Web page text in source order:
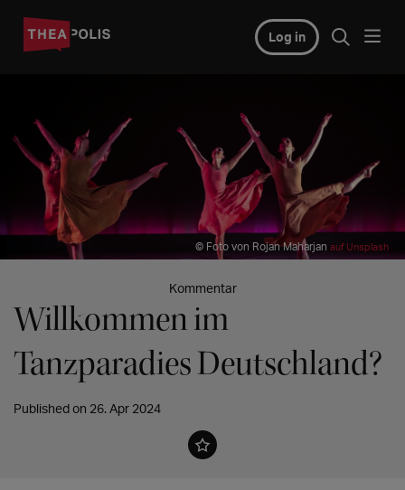
Log in
© Foto von Rojan Maharjan auf Unsplash
Kommentar
Willkommen im
Tanzparadies Deutschland?
Published on 26. Apr 2024